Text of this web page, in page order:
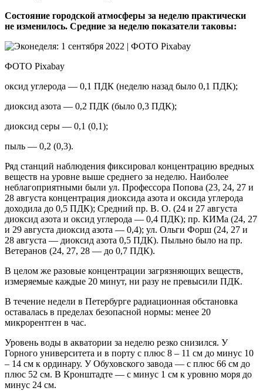
Состояние городской атмосферы за неделю практически
не изменилось. Средние за неделю показатели таковы:
ФОТО Pixabay
оксид углерода — 0,1 ПДК (неделю назад было 0,1 ПДК);
диоксид азота — 0,2 ПДК (было 0,3 ПДК);
диоксид серы — 0,1 (0,1);
пыль — 0,2 (0,3).
Ряд станций наблюдения фиксировал концентрацию вредных
веществ на уровне выше среднего за неделю. Наиболее
неблагоприятными были ул. Профессора Попова (23, 24, 27 и
28 августа концентрация диоксида азота и оксида углерода
доходила до 0,5 ПДК); Средний пр. В. О. (24 и 27 августа
диоксид азота и оксид углерода — 0,4 ПДК); пр. КИМа (24, 27
и 29 августа диоксид азота — 0,4); ул. Ольги Форш (24, 27 и
28 августа — диоксид азота 0,5 ПДК). Пыльно было на пр.
Ветеранов (24, 27, 28 — до 0,7 ПДК).
В целом же разовые концентрации загрязняющих веществ,
измеряемые каждые 20 минут, ни разу не превысили ПДК.
В течение недели в Петербурге радиационная обстановка
оставалась в пределах безопасной нормы: менее 20
микрорентген в час.
Уровень воды в акватории за неделю резко снизился. У
Горного университета и в порту с плюс 8 – 11 см до минус 10
– 14 см к ординару. У Обуховского завода — с плюс 66 см до
плюс 52 см. В Кронштадте — с минус 1 см к уровню моря до
минус 24 см.